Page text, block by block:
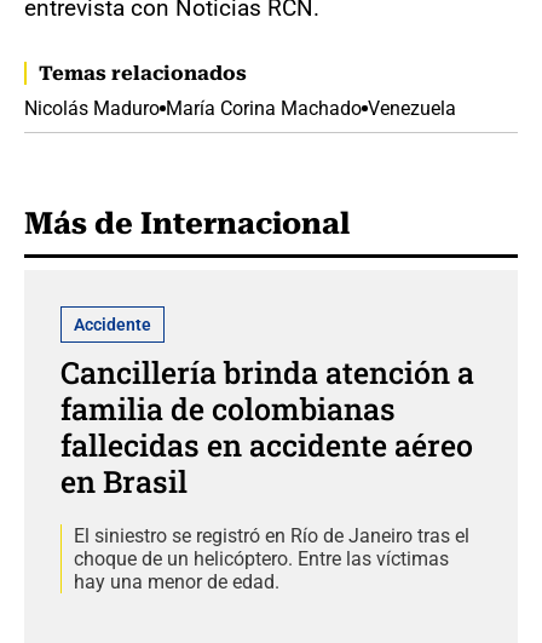
entrevista con Noticias RCN.
Temas relacionados
Nicolás Maduro María Corina Machado Venezuela
Más de Internacional
Accidente
Cancillería brinda atención a
familia de colombianas
fallecidas en accidente aéreo
en Brasil
El siniestro se registró en Río de Janeiro tras el
choque de un helicóptero. Entre las víctimas
hay una menor de edad.